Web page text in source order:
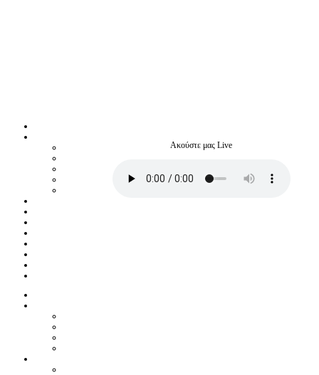
Ακούστε μας Live